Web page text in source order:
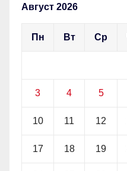
Август 2026
Пн Вт Ср
3 4 5
10 11 12
17 18 19